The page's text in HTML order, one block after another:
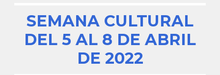
SEMANA CULTURAL
DEL 5 AL 8 DE ABRIL
DE 2022